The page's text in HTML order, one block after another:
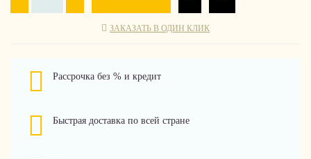
ЗАКАЗАТЬ В ОДИН КЛИК
Рассрочка без % и кредит
Быстрая доставка по всей стране